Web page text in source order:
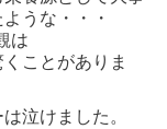
うな・・・
は
ことがありま
泣けました。